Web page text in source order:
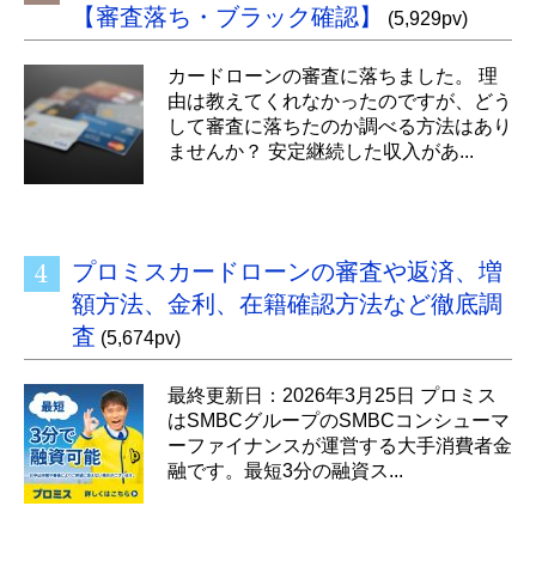
【審査落ち・ブラック確認】
(5,929pv)
カードローンの審査に落ちました。 理
由は教えてくれなかったのですが、どう
して審査に落ちたのか調べる方法はあり
ませんか？ 安定継続した収入があ...
プロミスカードローンの審査や返済、増
額方法、金利、在籍確認方法など徹底調
査 (5,674pv)
最終更新日：2026年3月25日 プロミス
はSMBCグループのSMBCコンシューマ
ーファイナンスが運営する大手消費者金
融です。最短3分の融資ス...